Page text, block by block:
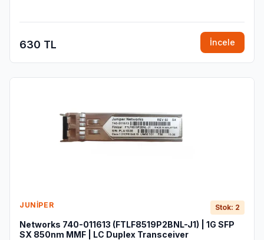
630 TL İncele
JUNIPER Stok: 2
Networks 740-011613 (FTLF8519P2BNL-J1) | 1G SFP
SX 850nm MMF | LC Duplex Transceiver